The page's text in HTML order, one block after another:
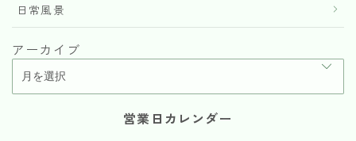
日常風景
アーカイブ
営業日カレンダー